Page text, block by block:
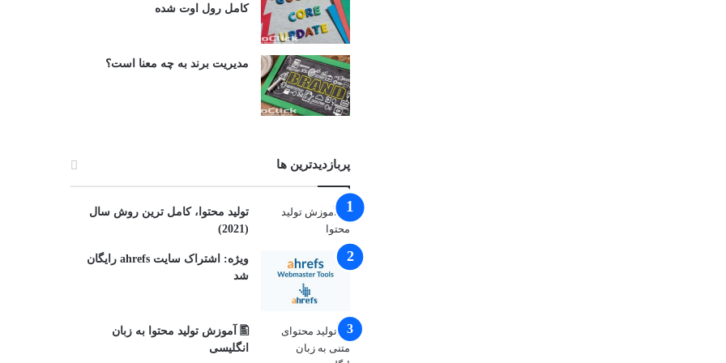
کامل رول اوت شده
مدیریت برند به چه معنا است؟
پربازدیدترین ها
توليد محتوا، کامل ترین روش سال
(2021)
ویژه: اشتراک سایت ahrefs رایگان
شد
🖺 آموزش تولید محتوا به زبان
انگلیسی